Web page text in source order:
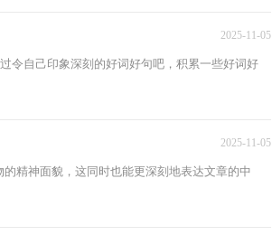
2025-11-05
令自己印象深刻的好词好句吧，积累一些好词好
2025-11-05
精神面貌，这同时也能更深刻地表达文章的中